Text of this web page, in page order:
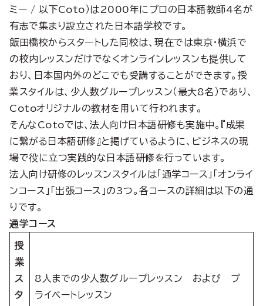
ミー / 以下Coto）は2000年にプロの日本語教師4名が
有志で集まり設立された日本語学校です。
飯田橋校からスタートした同校は、現在では東京・横浜で
の校内レッスンだけでなくオンラインレッスンも提供して
おり、日本国内外のどこでも受講することができます。授
業スタイルは、少人数グループレッスン（最大8名）であり、
Cotoオリジナルの教材を用いて行われます。
そんなCotoでは、法人向け日本語研修も実施中。『成果
に繋がる日本語研修』と掲げているように、ビジネスの現
場で役に立つ実践的な日本語研修を行っています。
法人向け研修のレッスンスタイルは「通学コース」「オンライ
ンコース」「出張コース」の3つ。各コースの詳細は以下の通
りです。
通学コース
授
業
ス
タ
8人までの少人数グループレッスン および プ
ライベートレッスン